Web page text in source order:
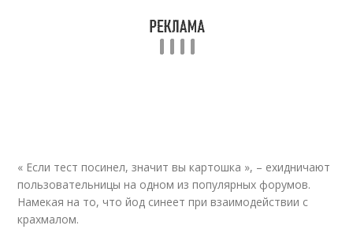
« Если тест посинел, значит вы картошка », – ехидничают
пользовательницы на одном из популярных форумов.
Намекая на то, что йод синеет при взаимодействии с
крахмалом.